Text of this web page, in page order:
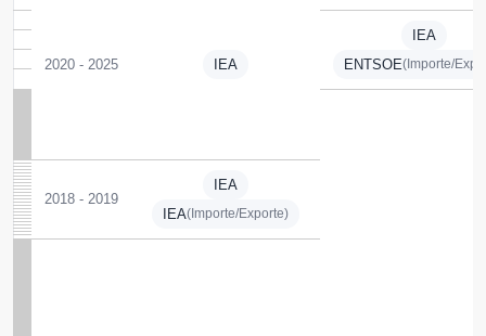
2020 - 2025 IEA
IEA
ENTSOE(Importe/
2018 - 2019
IEA
IEA(Importe/Exporte)